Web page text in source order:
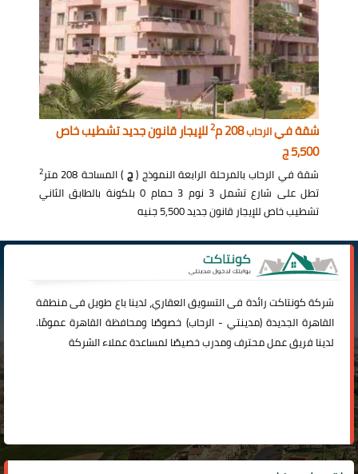
شقة فيالرحاب208 م 2للإيجار قانون جديد تشطيب خاص
5,500 ج
شقة في الرحاب بالمرحلة الرابعة النموذج (ج ) المساحة 208 متر 2
تطل على شارع تشمل 3 نوم 3 حمام 0 بلكونة بالطابق الثاني
تشطيب خاص للإيجار قانون جديد 5,500 جنيه
شركةكونتاكترائدة فى التسويق العقاري، لدينا باع طويل فى منطقة
القاهرة الجديدة (مدينتي -الرحاب) خصوصًا ومحافظة القاهرة عمومًا.
لدينا فريق عمل محترف ومدرب خصيصًا لمساعدة عملاء الشركة